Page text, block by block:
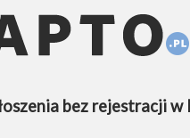
bez rejestracji w